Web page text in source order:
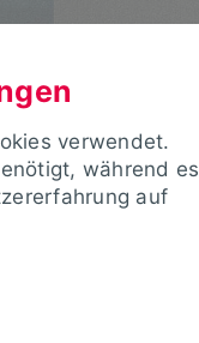
verwendet.
während es
auf